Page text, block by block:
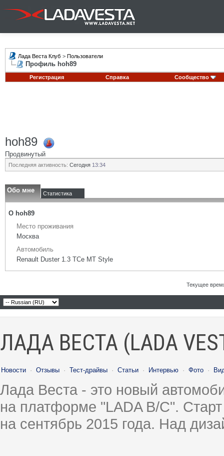
Лада Веста Клуб > Пользователи
Профиль hoh89
Регистрация Справка Сообщество
hoh89
Продвинутый
Последняя активность: Сегодня 13:34
Обо мне Статистика
О hoh89
Место проживания
Москва
Автомобиль
Renault Duster 1.3 TCe MT Style
Текущее
ЛАДА ВЕСТА (LADA
Новости · Отзывы · Тест-драйвы · Статьи · Интервью · Фото ·
Лада Веста - это новый
на платформе "LADA B/C".
на сентябрь 2015 года. Над